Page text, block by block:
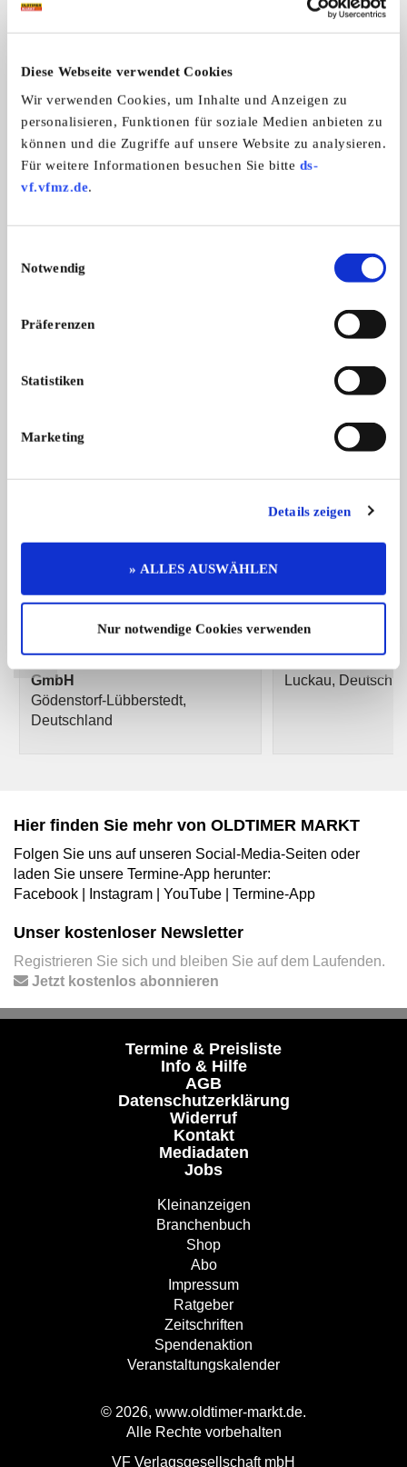
Diese Webseite verwendet Cookies
Wir verwenden Cookies, um Inhalte und Anzeigen zu
personalisieren, Funktionen für soziale Medien anbieten zu
können und die Zugriffe auf unsere Website zu analysieren.
Für weitere Informationen besuchen Sie bitte ds-
vf.vfmz.de.
Notwendig
Präferenzen
Statistiken
Marketing
Details zeigen
» ALLES AUSWÄHLEN
Nur notwendige Cookies verwenden
Neue Anzeigen aus unserem
Marktplatz
...
Ford Mustang
Entdecken Sie Anbieter aus
Steenbuck AUTOMOBILES
GmbH
Gödenstorf-Lübberstedt,
Deutschland
Dümpert-Kolben
Luckau,
Hier finden Sie mehr von OLDTIMER MARKT
Folgen Sie uns auf unseren Social-Media-Seiten oder
laden Sie unsere Termine-App herunter:
Facebook
Instagram YouTube Termine-App
Unser kostenloser Newsletter
Registrieren Sie sich und bleiben Sie auf dem Laufenden.
Jetzt kostenlos abonnieren
Termine & Preisliste
Info & Hilfe
AGB
Datenschutzerklärung
Widerruf
Kontakt
Mediadaten
Jobs
Kleinanzeigen
Branchenbuch
Shop
Abo
Impressum
Ratgeber
Zeitschriften
Spendenaktion
Veranstaltungskalender
© 2026, www.oldtimer-markt.de.
Alle Rechte vorbehalten
VF Verlagsgesellschaft mbH